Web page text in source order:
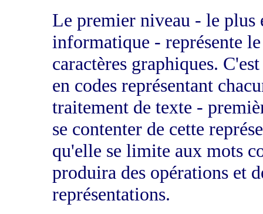
Le premier niveau - le
informatique - représente
caractères graphiques.
en codes représentant
traitement de texte -
se contenter de cette
qu'elle se limite aux mots
produira des opérations et
représentations.